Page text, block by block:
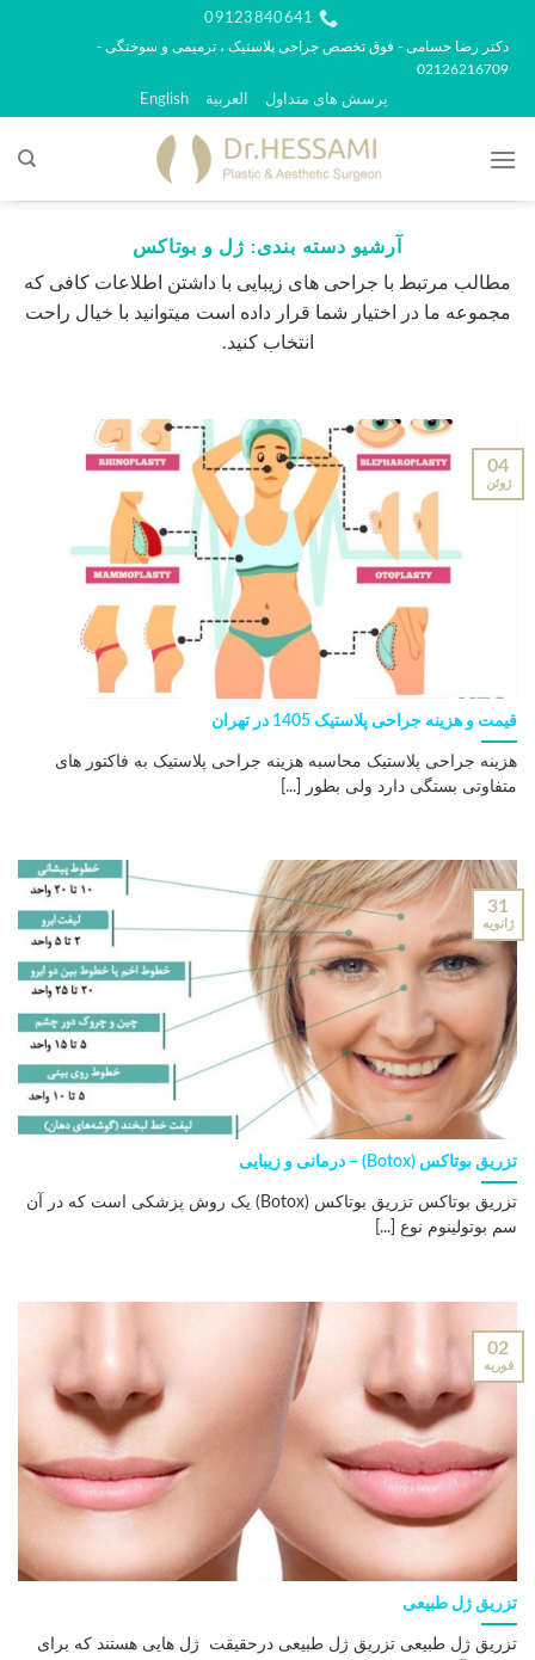
محتوا
09123840641
دکتر رضا حسامی - فوق تخصص جراحی پلاستیک ، ترمیمی و سوختگی -
02126216709
پرسش های متداول العربية English
آرشیو دسته بندی: ژل و بوتاکس
مطالب مرتبط با جراحی های زیبایی با داشتن اطلاعات کافی که
مجموعه ما در اختیار شما قرار داده است میتوانید با خیال راحت
انتخاب کنید.
قیمت و هزینه جراحی پلاستیک 1405 در تهران
هزینه جراحی پلاستیک محاسبه هزینه جراحی پلاستیک به فاکتور های
متفاوتی بستگی دارد ولی بطور [...]
04
ژوئن
تزریق بوتاکس (Botox) – درمانی و زیبایی
تزریق بوتاکس تزریق بوتاکس (Botox) یک روش پزشکی است که در آن
سم بوتولینوم نوع [...]
31
ژانویه
تزریق ژل طبیعی
تزریق ژل طبیعی تزریق ژل طبیعی درحقیقت ژل هایی هستند که برای
02
فوریه